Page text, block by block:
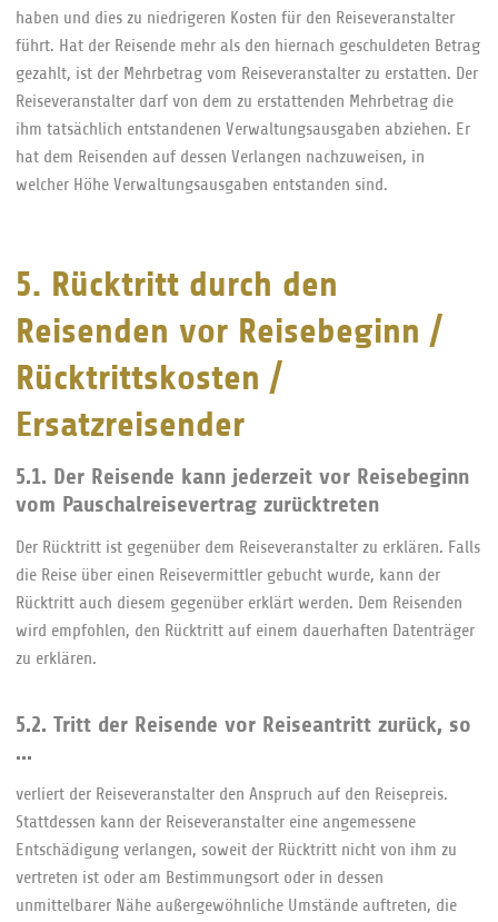
haben und dies zu niedrigeren Kosten für den Reiseveranstalter
führt. Hat der Reisende mehr als den hiernach geschuldeten Betrag
gezahlt, ist der Mehrbetrag vom Reiseveranstalter zu erstatten. Der
Reiseveranstalter darf von dem zu erstattenden Mehrbetrag die
ihm tatsächlich entstandenen Verwaltungsausgaben abziehen. Er
hat dem Reisenden auf dessen Verlangen nachzuweisen, in
welcher Höhe Verwaltungsausgaben entstanden sind.
5. Rücktritt durch den
Reisenden vor Reisebeginn /
Rücktrittskosten /
Ersatzreisender
5.1. Der Reisende kann jederzeit vor Reisebeginn
vom Pauschalreisevertrag zurücktreten
Der Rücktritt ist gegenüber dem Reiseveranstalter zu erklären. Falls
die Reise über einen Reisevermittler gebucht wurde, kann der
Rücktritt auch diesem gegenüber erklärt werden. Dem Reisenden
wird empfohlen, den Rücktritt auf einem dauerhaften Datenträger
zu erklären.
5.2. Tritt der Reisende vor Reiseantritt zurück, so
...
verliert der Reiseveranstalter den Anspruch auf den Reisepreis.
Stattdessen kann der Reiseveranstalter eine angemessene
Entschädigung verlangen, soweit der Rücktritt nicht von ihm zu
vertreten ist oder am Bestimmungsort oder in dessen
unmittelbarer Nähe außergewöhnliche Umstände auftreten, die